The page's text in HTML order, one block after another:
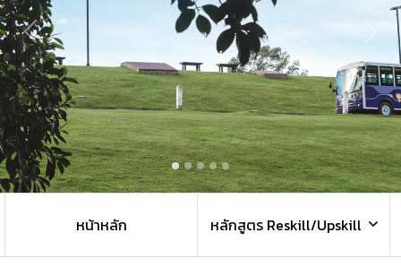
Previous Next
หน้าหลัก หลักสูตร Reskill/Upskill